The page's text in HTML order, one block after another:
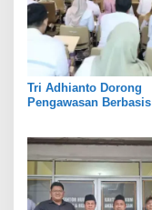
Tri Adhianto Dorong
Pengawasan